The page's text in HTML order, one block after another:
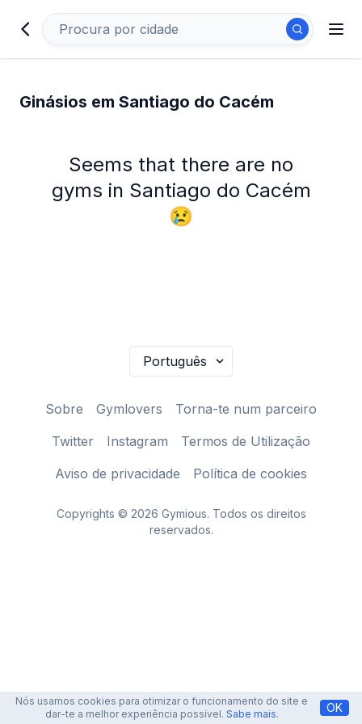
Ginásios em Santiago do Cacém
Seems that there are no
gyms in Santiago do Cacém
😢
Sobre Gymlovers
Torna-te num parceiro
Twitter
Instagram
Termos de Utilização
Aviso de privacidade
Política de cookies
Copyrights © 2026 Gymious. Todos os direitos
reservados.
Nós usamos cookies para otimizar o funcionamento do site e
dar-te a melhor experiência possível. Sabe mais. OK